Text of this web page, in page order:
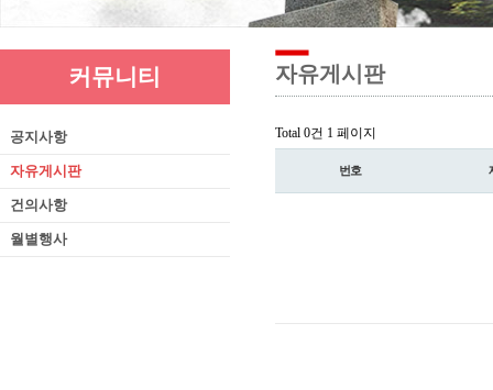
추모의글
커뮤니티
공지사항
자유게시판
건의사항
월별행사
자유게시판
Total 0건 1 페이지
번호